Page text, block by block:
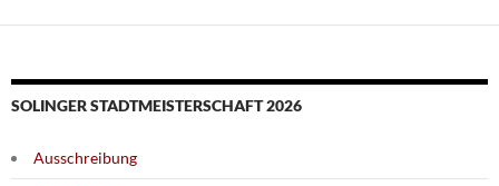
SOLINGER STADTMEISTERSCHAFT 2026
Ausschreibung